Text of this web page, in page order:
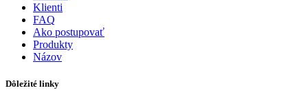
Klienti
FAQ
Ako postupovať
Produkty
Názov
Dôležité linky